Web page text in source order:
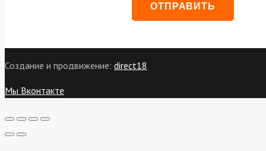
Создание и продвижение: direct18
Мы Вконтакте